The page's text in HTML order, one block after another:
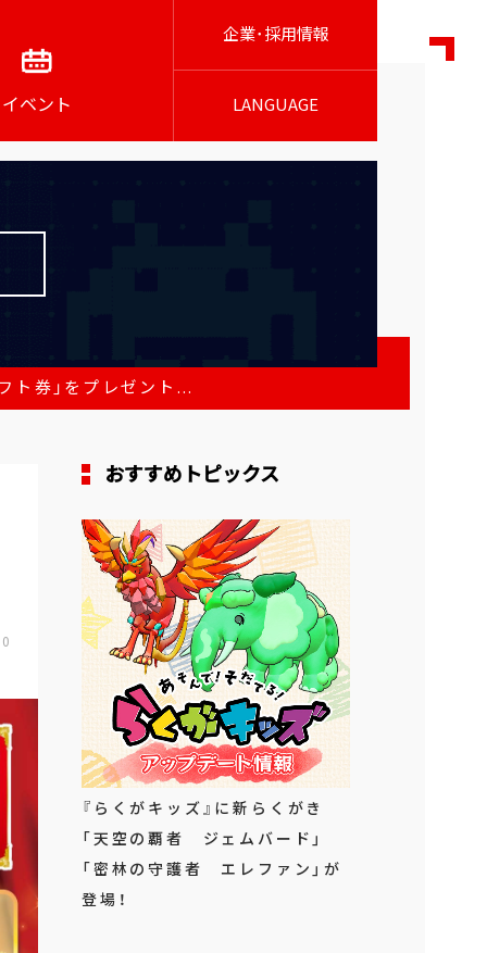
イベント
企業･採用情報
LANGUAGE
ト券」をプレゼント...
おすすめトピックス
『らくがキッズ』に新らくがき
「天空の覇者 ジェムバード」
「密林の守護者 エレファン」が
登場！